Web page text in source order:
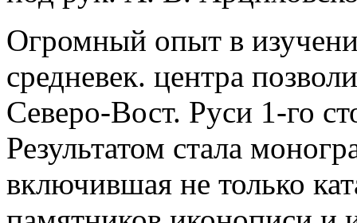
Огромный опыт в
средневек. центра
Северо-Вост. Руси 1-го
Результатом стала
включившая не только